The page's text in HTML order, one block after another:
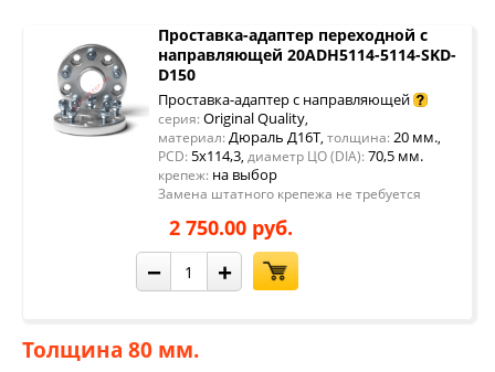
Проставка-адаптер переходной с
направляющей 20ADH5114-5114-SKD-
D150
Проставка-адаптер с направляющей
серия: Original Quality,
материал: Дюраль Д16Т, толщина: 20 мм.,
PCD: 5x114,3, диаметр ЦО (DIA): 70,5 мм.
крепеж: на выбор
Замена штатного крепежа не требуется
2 750.00 руб.
− +
Толщина 80 мм.